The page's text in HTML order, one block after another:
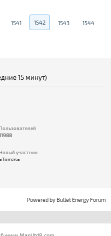
1541 1542 1543 1544
15 минут)
Пользователей
Новый участник
Powered by Bullet Energy Forum